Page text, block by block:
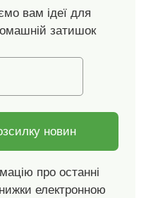
викидає хліб і
вимикаєтьсяЛегко
дотикомСтабільний
вам ідеї для
затишок
новин
про останні
електронною